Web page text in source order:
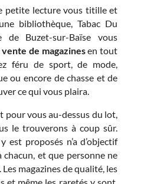
petite lecture vous titille et
bibliothèque, Tabac Du
Buzet-sur-Baïse vous
vente de magazinesen tout
féru de sport, de mode,
ou encore de chasse et de
ce qui vous plaira.
pour vous au-dessus du lot,
le trouverons à coup sûr.
est proposés n’a d’objectif
et que personne ne
magazines de qualité, les